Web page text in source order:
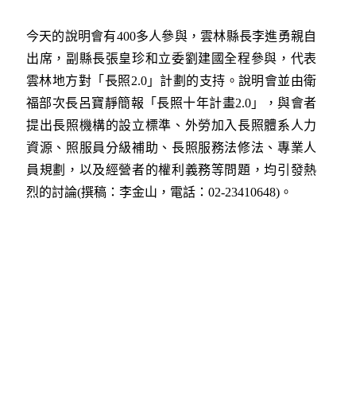
今天的說明會有400多人參與，雲林縣長李進勇親自
出席，副縣長張皇珍和立委劉建國全程參與，代表
雲林地方對「長照2.0」計劃的支持。說明會並由衛
福部次長呂寶靜簡報「長照十年計畫2.0」，與會者
提出長照機構的設立標準、外勞加入長照體系人力
資源、照服員分級補助、長照服務法修法、專業人
員規劃，以及經營者的權利義務等問題，均引發熱
烈的討論(撰稿：李金山，電話：02-23410648)。